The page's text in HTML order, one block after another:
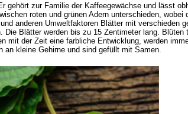
zur Familie der Kaffeegewächse und lässt
roten und grünen Adern unterschieden, wobei
anderen Umweltfaktoren Blätter mit verschieden
Blätter werden bis zu 15 Zentimeter lang. Blüten
mit der Zeit eine farbliche Entwicklung, werden
kleine Gehirne und sind gefüllt mit Samen.